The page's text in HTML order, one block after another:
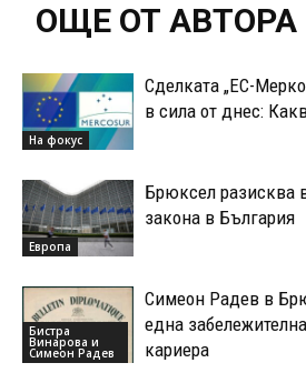
ОЩЕ ОТ АВТОРА
На фокус
Сделката „ЕС-
в сила от днес:
Европа
Брюксел разисква
закона в България
Бистра
Винарова и
Симеон Радев
Симеон Радев в
една
кариера